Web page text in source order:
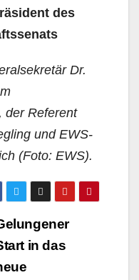
des
Dr.
der Referent
und EWS-
(Foto: EWS).
in das